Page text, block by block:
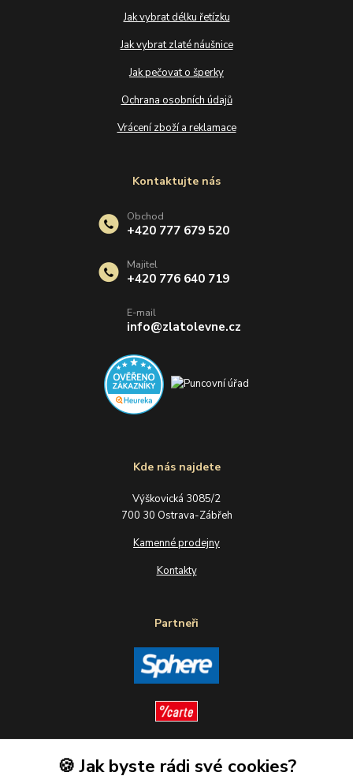
Jak vybrat délku řetízku
Jak vybrat zlaté náušnice
Jak pečovat o šperky
Ochrana osobních údajů
Vrácení zboží a reklamace
Kde nás najdete
Výškovická 3085/2
700 30 Ostrava-Zábřeh
Kamenné prodejny
Kontakty
Partneři
Sledujte nás
Kontaktujte nás
Obchod
+420 777 679 520
Majitel
+420 776 640 719
E-mail
info@zlatolevne.cz
🍪 Jak byste rádi své cookies?